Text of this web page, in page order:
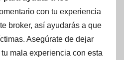
con tu experiencia
broker, así ayudarás a que
Asegúrate de dejar
mala experiencia con esta